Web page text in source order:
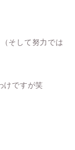
そして努力では
けですが笑